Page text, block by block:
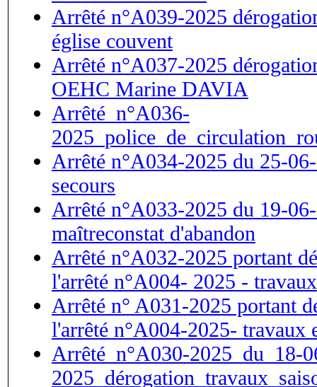
Arrêté n°A039-2025
église couvent
Arrêté n°A037-2025
OEHC Marine DAVIA
Arrêté_n°A036-
Arrêté n°A034-2025 du 25-
secours
Arrêté n°A033-2025 du 19-
maîtreconstat d'abandon
Arrêté n°A032-2025 portant
l'arrêté n°A004- 2025 -
Arrêté n° A031-2025 portant
l'arrêté n°A004-2025- travaux
Arrêté_n°A030-2025_du_18-